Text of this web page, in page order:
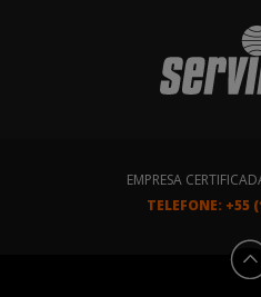
EMPRESA
TELEFONE: +55